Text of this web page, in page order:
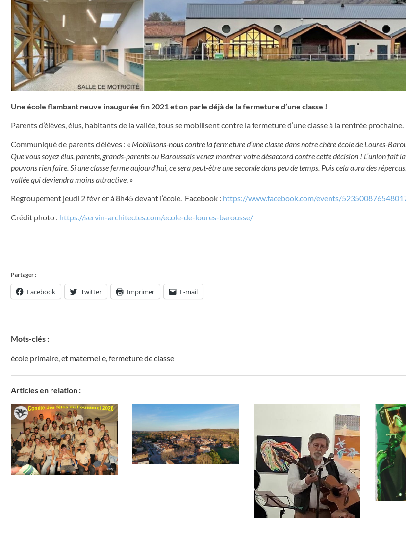
Une école flambant neuve inaugurée fin 2021 et on parle déjà de la fermeture d’une classe !
Parents d’élèves, élus, habitants de la vallée, tous se mobilisent contre la fermeture d’une classe à la rentrée prochaine.
Communiqué de parents d’élèves : « Mobilisons-nous contre la fermeture d’une classe dans notre chère école de Loures-
Que vous soyez élus, parents, grands-parents ou Baroussais venez montrer votre désaccord contre cette décision ! L’union fait
pouvons rien faire. Si une classe ferme aujourd’hui, ce sera peut-être une seconde dans peu de temps. Puis cela aura des
vallée qui deviendra moins attractive . »
Regroupement jeudi 2 février à 8h45 devant l’école. Facebook : https://www.facebook.com/events/
Crédit photo : https://servin-architectes.com/ecole-de-loures-barousse/
Partager :
Facebook Twitter Imprimer E-mail
Mots-clés :
école primaire et maternelle fermeture de classe
Articles en relation :